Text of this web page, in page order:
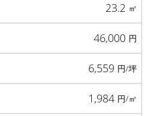
23.2 ㎡
46,000 円
6,559 円/坪
1,984 円/㎡